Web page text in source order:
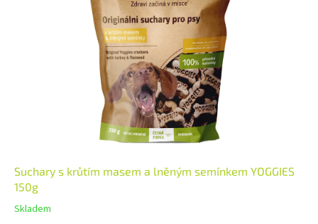
Suchary s krůtím masem a lněným semínkem YOGGIES
150g
Skladem